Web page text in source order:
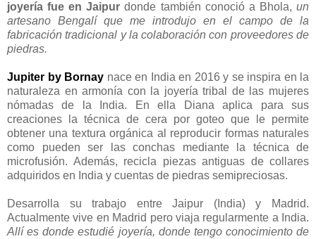
joyería fue en Jaipur donde también conoció a Bhola,un
artesano Bengalí que me introdujo en el campo de la
fabricación tradicional y la colaboración con proveedores de
piedras.
Jupiter by Bornay nace en India en 2016 y se inspira en la
naturaleza en armonía con la joyería tribal de las mujeres
nómadas de la India. En ella Diana aplica para sus
creaciones la técnica de cera por goteo que le permite
obtener una textura orgánica al reproducir formas naturales
como pueden ser las conchas mediante la técnica de
microfusión. Además, recicla piezas antiguas de collares
adquiridos en India y cuentas de piedras semipreciosas.
Desarrolla su trabajo entre Jaipur (India) y Madrid.
Actualmente vive en Madrid pero viaja regularmente a India.
Allí es donde estudié joyería, donde tengo conocimiento de